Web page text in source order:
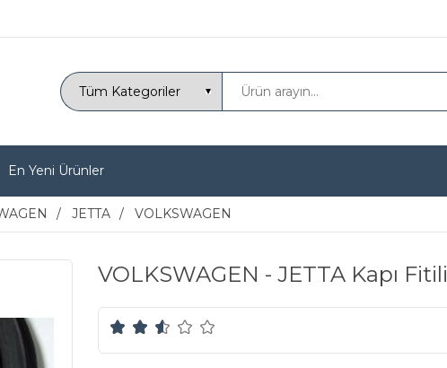
En Yeni Ürünler
JETTA VOLKSWAGEN
VOLKSWAGEN - JETTA Kapı Fitili